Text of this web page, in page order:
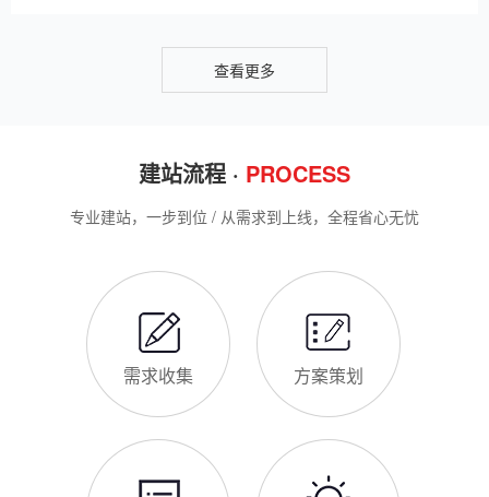
也是契合百度优化算法的关键，结合我们的建站套餐（所有套餐
查看更多
建站流程 · PROCESS
专业建站，一步到位 / 从需求到上线，全程省心无忧
需求收集 方案策划